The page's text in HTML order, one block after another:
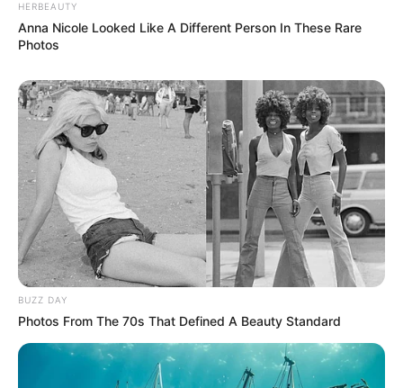
HERBEAUTY
Anna Nicole Looked Like A Different Person In These Rare
Photos
BUZZ DAY
Photos From The 70s That Defined A Beauty Standard